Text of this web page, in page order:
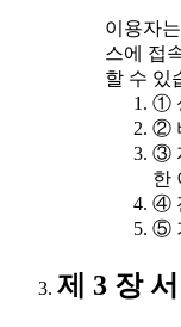
이용자
스에 접
할 수 있
①
②
③
한
④
⑤
제 3 장